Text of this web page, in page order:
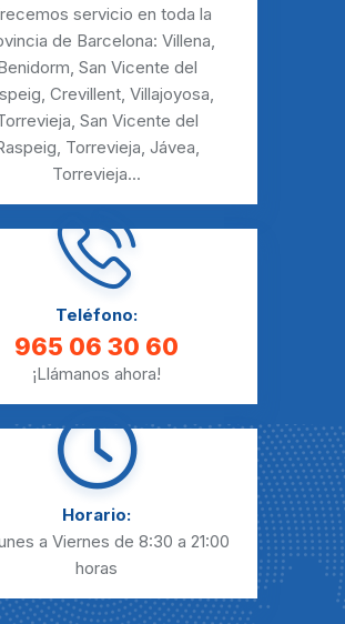
servicio en toda la
de Barcelona: Villena,
, San Vicente del
, Crevillent, Villajoyosa,
, San Vicente del
, Torrevieja, Jávea,
Torrevieja...
Teléfono:
965 06 30 60
¡Llámanos ahora!
Horario:
a Viernes de 8:30 a 21:00
horas